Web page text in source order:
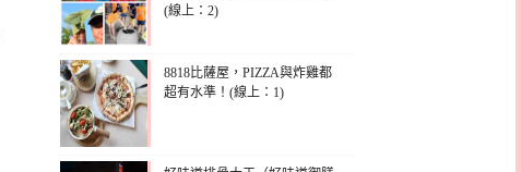
(線上：2)
8818比薩屋，PIZZA與炸雞都
超有水準！(線上：1)